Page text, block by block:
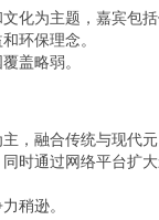
化为主题，嘉宾包
环保理念。
盖略弱。
，融合传统与现代元
时通过网络平台扩
稍逊。